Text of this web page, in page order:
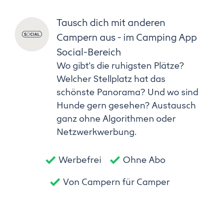
Tausch dich mit anderen
Campern aus - im Camping App
Social-Bereich
Wo gibt's die ruhigsten Plätze?
Welcher Stellplatz hat das
schönste Panorama? Und wo sind
Hunde gern gesehen? Austausch
ganz ohne Algorithmen oder
Netzwerkwerbung.
Werbefrei Ohne Abo
Von Campern für Camper